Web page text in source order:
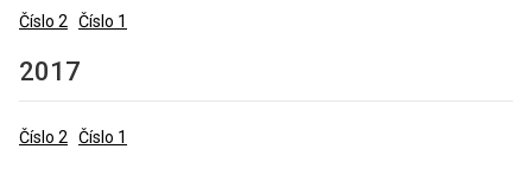
Číslo 2 Číslo 1
2017
Číslo 2 Číslo 1